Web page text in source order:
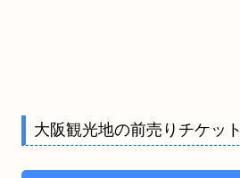
大阪観光地の前売りチケット